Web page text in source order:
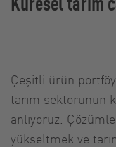
Çeşitli ürün
tarım sektörünün
anlıyoruz.
yükseltmek ve